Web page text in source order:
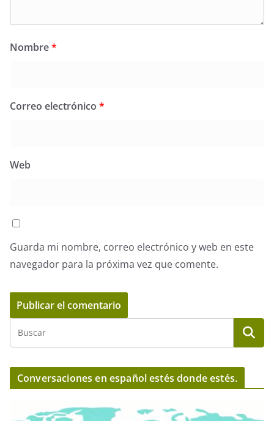
Nombre*
Correo electrónico *
Web
Guarda mi nombre, correo electrónico y web en este
navegador para la próxima vez que comente.
Conversaciones en español estés donde estés.